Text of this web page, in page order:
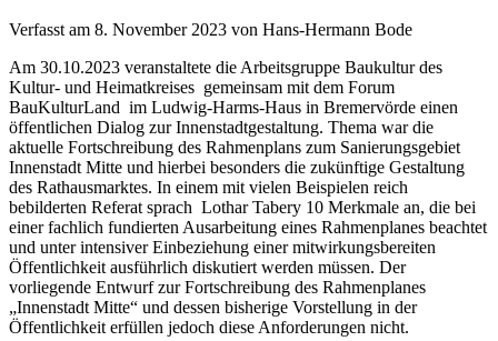
in
Bremervörde?.
Skip
to
content
.
Diese
Seite
enthält
die
folgenden
Abschnitte:
Sekundäres
Menü
Seitentitel-
Bereich
Verfasst am 8. November 2023 von Hans-Hermann Bode
Am 30.10.2023 veranstaltete die Arbeitsgruppe Baukultur des
Kultur- und Heimatkreises gemeinsam mit dem Forum
BauKulturLand im Ludwig-Harms-Haus in Bremervörde einen
öffentlichen Dialog zur Innenstadtgestaltung. Thema war die
aktuelle Fortschreibung des Rahmenplans zum Sanierungsgebiet
Innenstadt Mitte und hierbei besonders die zukünftige Gestaltung
des Rathausmarktes. In einem mit vielen Beispielen reich
bebilderten Referat sprach Lothar Tabery 10 Merkmale an, die bei
einer fachlich fundierten Ausarbeitung eines Rahmenplanes beachtet
und unter intensiver Einbeziehung einer mitwirkungsbereiten
Öffentlichkeit ausführlich diskutiert werden müssen. Der
vorliegende Entwurf zur Fortschreibung des Rahmenplanes
„Innenstadt Mitte“ und dessen bisherige Vorstellung in der
Öffentlichkeit erfüllen jedoch diese Anforderungen nicht.